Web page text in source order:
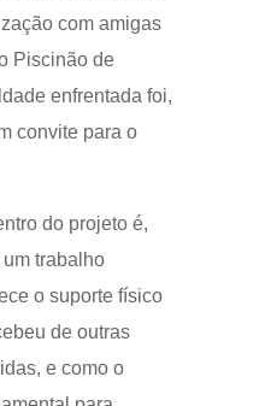
com amigas
Piscinão de
enfrentada foi,
convite para o
do projeto é,
trabalho
o suporte físico
de outras
e como o